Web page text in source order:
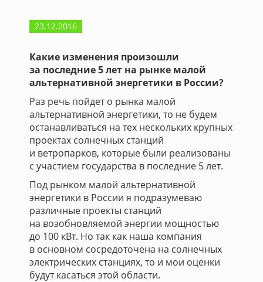
23.12.2016
Какие изменения произошли
за последние 5 лет на рынке малой
альтернативной энергетики в России?
Раз речь пойдет о рынка малой
альтернативной энергетики, то не будем
останавливаться на тех нескольких крупных
проектах солнечных станций
и ветропарков, которые были реализованы
с участием государства в последние 5 лет.
Под рынком малой альтернативной
энергетики в России я подразумеваю
различные проекты станций
на возобновляемой энергии мощностью
до 100 кВт. Но так как наша компания
в основном сосредоточена на солнечных
электрических станциях, то и мои оценки
будут касаться этой области.